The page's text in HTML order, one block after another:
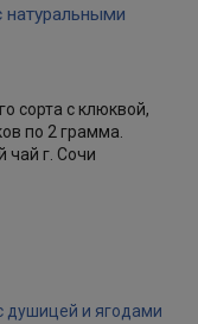
сорта с клюквой,
по 2 грамма.
чай г. Сочи